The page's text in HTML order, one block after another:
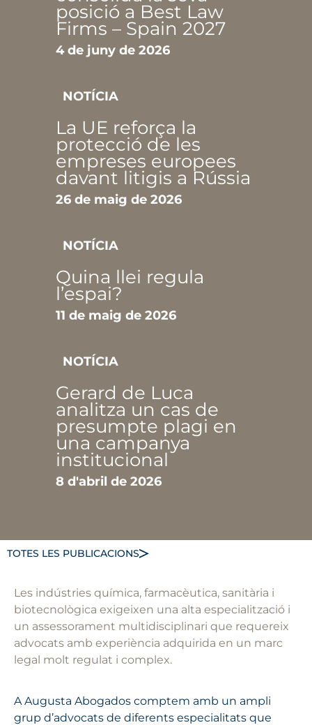
posició a Best Law
Firms – Spain 2027
4 de juny de 2026
NOTÍCIA
La UE reforça la
protecció de les
empreses europees
davant litigis a Rússia
26 de maig de 2026
NOTÍCIA
Quina llei regula
l’espai?
11 de maig de 2026
NOTÍCIA
Gerard de Luca
analitza un cas de
presumpte plagi en
una campanya
institucional
8 d'abril de 2026
TOTES LES PUBLICACIONS
Les indústries química, farmacèutica, sanitària i
biotecnològica exigeixen una alta especialització i
un assessorament multidisciplinari que requereix
advocats amb experiència adquirida en un marc
legal molt regulat i complex.
A Augusta Abogados comptem amb un ampli
grup d’advocats de diferents especialitats que